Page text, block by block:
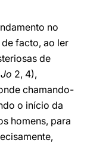
no
facto, ao ler
de
Jo 2, 4),
chamando-
o início da
homens, para